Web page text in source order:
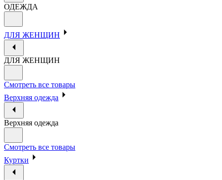
ОДЕЖДА
ДЛЯ ЖЕНЩИН
ДЛЯ ЖЕНЩИН
Смотреть все товары
Верхняя одежда
Верхняя одежда
Смотреть все товары
Куртки